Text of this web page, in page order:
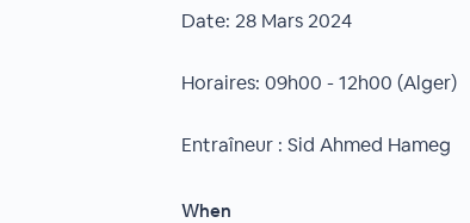
Date: 28 Mars 2024
Horaires: 09h00 - 12h00 (Alger)
Entraîneur : Sid Ahmed Hameg
When